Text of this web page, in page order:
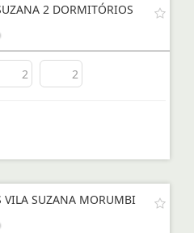
2 DORMITÓRIOS
2 2
VILA SUZANA MORUMBI